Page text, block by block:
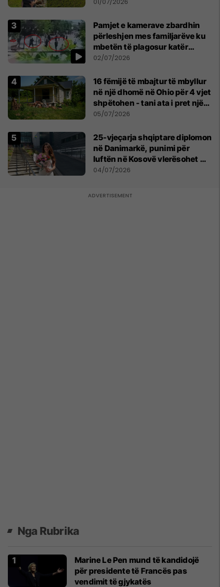
Pamjet e kamerave zbardhin
përleshjen mes familjarëve ku
mbetën të plagosur katër
persona
02/07/2026
16 fëmijë të mbajtur të mbyllur
në një dhomë në Ohio për 4 vjet
shpëtohen - tani ata i pret një
sfidë e madhe
05/07/2026
25-vjeçarja shqiptare diplomon
në Danimarkë, punimi për
luftën në Kosovë vlerësohet me
notën më të lartë
04/07/2026
Nga Rubrika
Marine Le Pen mund të kandidojë
për presidente të Francës pas
vendimit të gjykatës